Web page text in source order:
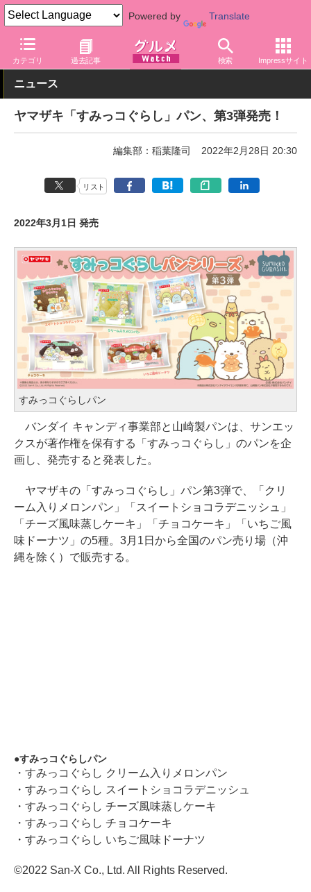
Powered by Translate
カテゴリ 過去記事 検索 Impressサイト
グルメ Watch 食品 パン・シリアル
ニュース
ヤマザキ「すみっコぐらし」パン、第3弾発売！
編集部：稲葉隆司 2022年2月28日 20:30
リスト
2022年3月1日 発売
すみっコぐらしパン
バンダイ キャンディ事業部と山崎製パンは、サンエッ
クスが著作権を保有する「すみっコぐらし」のパンを企
画し、発売すると発表した。
ヤマザキの「すみっコぐらし」パン第3弾で、「クリ
ーム入りメロンパン」「スイートショコラデニッシュ」
「チーズ風味蒸しケーキ」「チョコケーキ」「いちご風
味ドーナツ」の5種。3月1日から全国のパン売り場（沖
縄を除く）で販売する。
すみっコぐらしパン
・すみっコぐらし クリーム入りメロンパン
・すみっコぐらし スイートショコラデニッシュ
・すみっコぐらし チーズ風味蒸しケーキ
・すみっコぐらし チョコケーキ
・すみっコぐらし いちご風味ドーナツ
©2022 San-X Co., Ltd. All Rights Reserved.